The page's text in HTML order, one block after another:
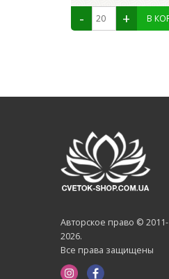
Авторское право © 2011-
2026.
Все права защищены